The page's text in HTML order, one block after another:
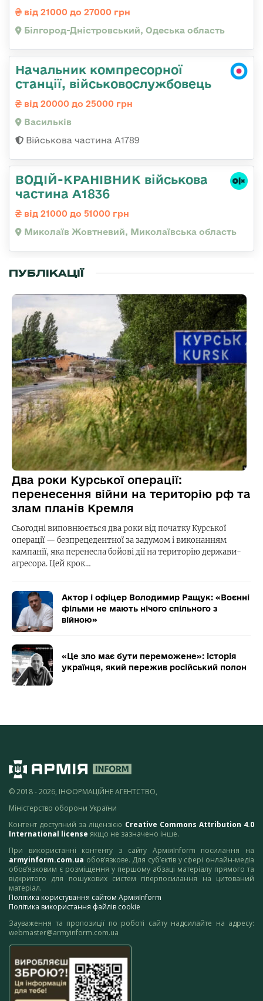
від 21000 до 27000 грн
Білгород-Дністровський, Одеська область
Начальник компресорної
станції, військовослужбовець
від 20000 до 25000 грн
Васильків
Військова частина А1789
ВОДІЙ-КРАНІВНИК військова
частина А1836
від 21000 до 51000 грн
Миколаїв Жовтневий, Миколаївська область
ПУБЛІКАЦІЇ
Два роки Курської операції:
перенесення війни на територію рф та
злам планів Кремля
Сьогодні виповнюється два роки від початку Курської
операції — безпрецедентної за задумом і виконанням
кампанії, яка перенесла бойові дії на територію держави-
агресора. Цей крок…
Актор і офіцер Володимир Ращук: «Воєнні
фільми не мають нічого спільного з
війною»
«Це зло має бути переможене»: історія
українця, який пережив російський полон
© 2018 - 2026, ІНФОРМАЦІЙНЕ АГЕНТСТВО,
Міністерство оборони України
Контент доступний за ліцензією Creative Commons Attribution 4.0
International license якщо не зазначено інше.
При використанні контенту з сайту АрміяInform посилання на
armyinform.com.ua обов’язкове. Для суб’єктів у сфері онлайн-медіа
обов’язковим є розміщення у першому абзаці матеріалу прямого та
відкритого для пошукових систем гіперпосилання на цитований
матеріал.
Політика користування сайтом АрміяInform
Політика використання файлів cookie
Зауваження та пропозиції по роботі сайту надсилайте на адресу:
webmaster@armyinform.com.ua